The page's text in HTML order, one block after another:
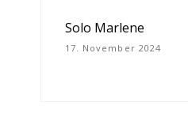
Solo Marlene
17. November 2024